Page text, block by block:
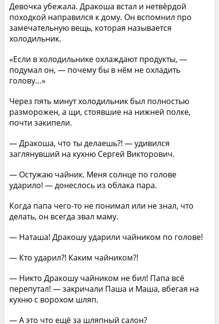
Девочка убежала. Дракоша встал и нетвёрдой
походкой направился к дому. Он вспомнил про
замечательную вещь, которая называется
холодильник.
«Если в холодильнике охлаждают продукты, —
подумал он, — почему бы в нём не охладить
голову…»
Через пять минут холодильник был полностью
разморожен, а щи, стоявшие на нижней полке,
почти закипели.
— Дракоша, что ты делаешь?! — удивился
заглянувший на кухню Сергей Викторович.
— Остужаю чайник. Меня солнце по голове
ударило! — донеслось из облака пара.
Когда папа чего-то не понимал или не знал, что
делать, он всегда звал маму.
— Наташа! Дракошу ударили чайником по голове!
— Кто ударил?! Каким чайником?!
— Никто Дракошу чайником не бил! Папа всё
перепутал! — закричали Паша и Маша, вбегая на
кухню с ворохом шляп.
— А это что ещё за шляпный салон?